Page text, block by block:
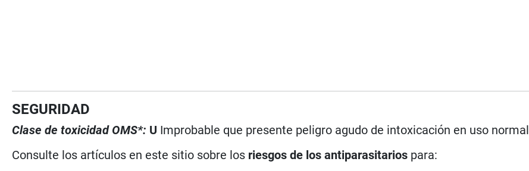
SEGURIDAD
Clase de toxicidad OMS*: U Improbable que presente peligro agudo de intoxicación en uso normal
Consulte los artículos en este sitio sobre los riesgos de los antiparasitarios para: